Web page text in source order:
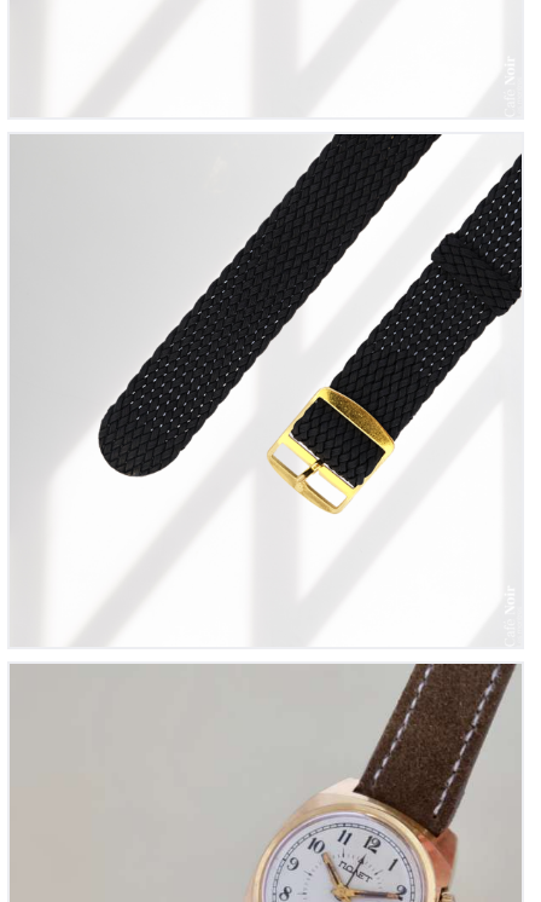
Bracelet montre Perlon tressé Noir
00€